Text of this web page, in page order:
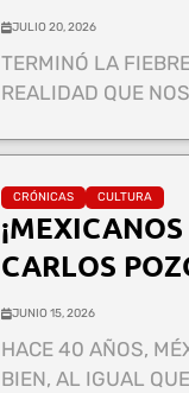
JULIO 20, 2026
TERMINÓ LA
REALIDAD QUE
CRÓNICAS CULTURA
CARLOS
JUNIO 15, 2026
HACE 40 AÑOS,
BIEN, AL IGUAL